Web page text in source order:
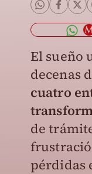
El sueño
decenas
cuatro
de
pérdidas